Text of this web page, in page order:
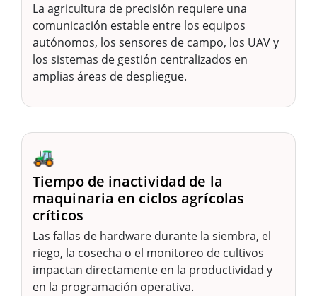
La agricultura de precisión requiere una
comunicación estable entre los equipos
autónomos, los sensores de campo, los UAV y
los sistemas de gestión centralizados en
amplias áreas de despliegue.
🚜
Tiempo de inactividad de la
maquinaria en ciclos agrícolas
críticos
Las fallas de hardware durante la siembra, el
riego, la cosecha o el monitoreo de cultivos
impactan directamente en la productividad y
en la programación operativa.